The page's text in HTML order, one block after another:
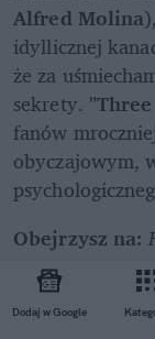
Dodaj w Google
Alfred Molina
idyllicznej
że za
sekrety.
fanów
obyczajowym,
Obejrzysz na:
11.